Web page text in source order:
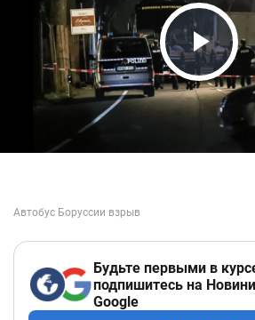
Play
Будьте первыми в
подпишитесь на
Google